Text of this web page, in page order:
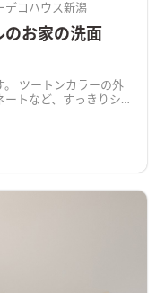
デコハウス新潟
のお家の洗面
。 ツートンカラーの外
トなど、すっきりシン